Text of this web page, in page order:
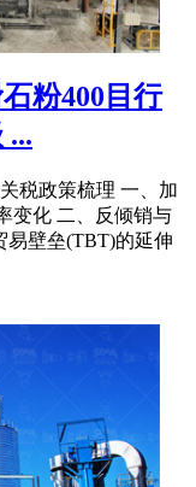
粉400目行
...
税政策梳理 一、加
变化 二、反倾销与
易壁垒(TBT)的延伸